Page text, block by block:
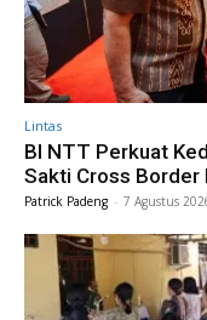
Lintas
BI NTT Perkuat
Sakti Cross Border
Patrick Padeng - 7 Agustus